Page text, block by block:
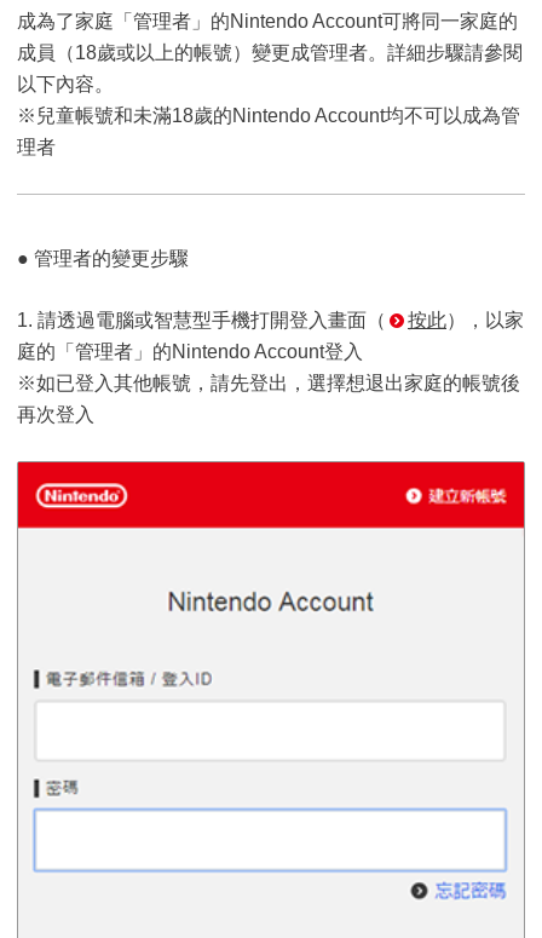
成為了家庭「管理者」的Nintendo Account可將同一家庭的
成員（18歲或以上的帳號）變更成管理者。詳細步驟請參閱
以下內容。
※兒童帳號和未滿18歲的Nintendo Account均不可以成為管
理者
● 管理者的變更步驟
1. 請透過電腦或智慧型手機打開登入畫面（ 按此），以家
庭的「管理者」的Nintendo Account登入
※如已登入其他帳號，請先登出，選擇想退出家庭的帳號後
再次登入